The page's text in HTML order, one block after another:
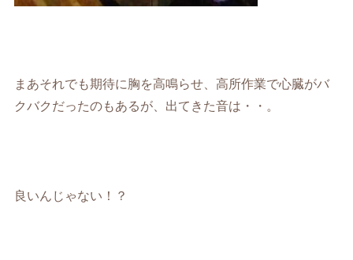
まあそれでも期待に胸を高鳴らせ、高所作業で心臓がバ
クバクだったのもあるが、出てきた音は・・。
良いんじゃない！？